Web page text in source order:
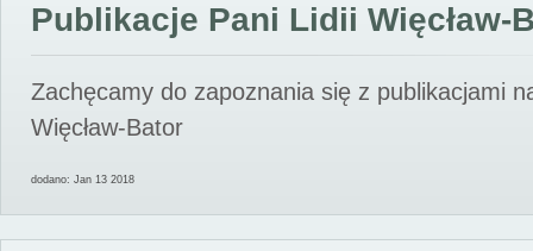
Publikacje Pani Lidii Więcław-
Zachęcamy do zapoznania się z publikacjami
Więcław-Bator
dodano: Jan 13 2018